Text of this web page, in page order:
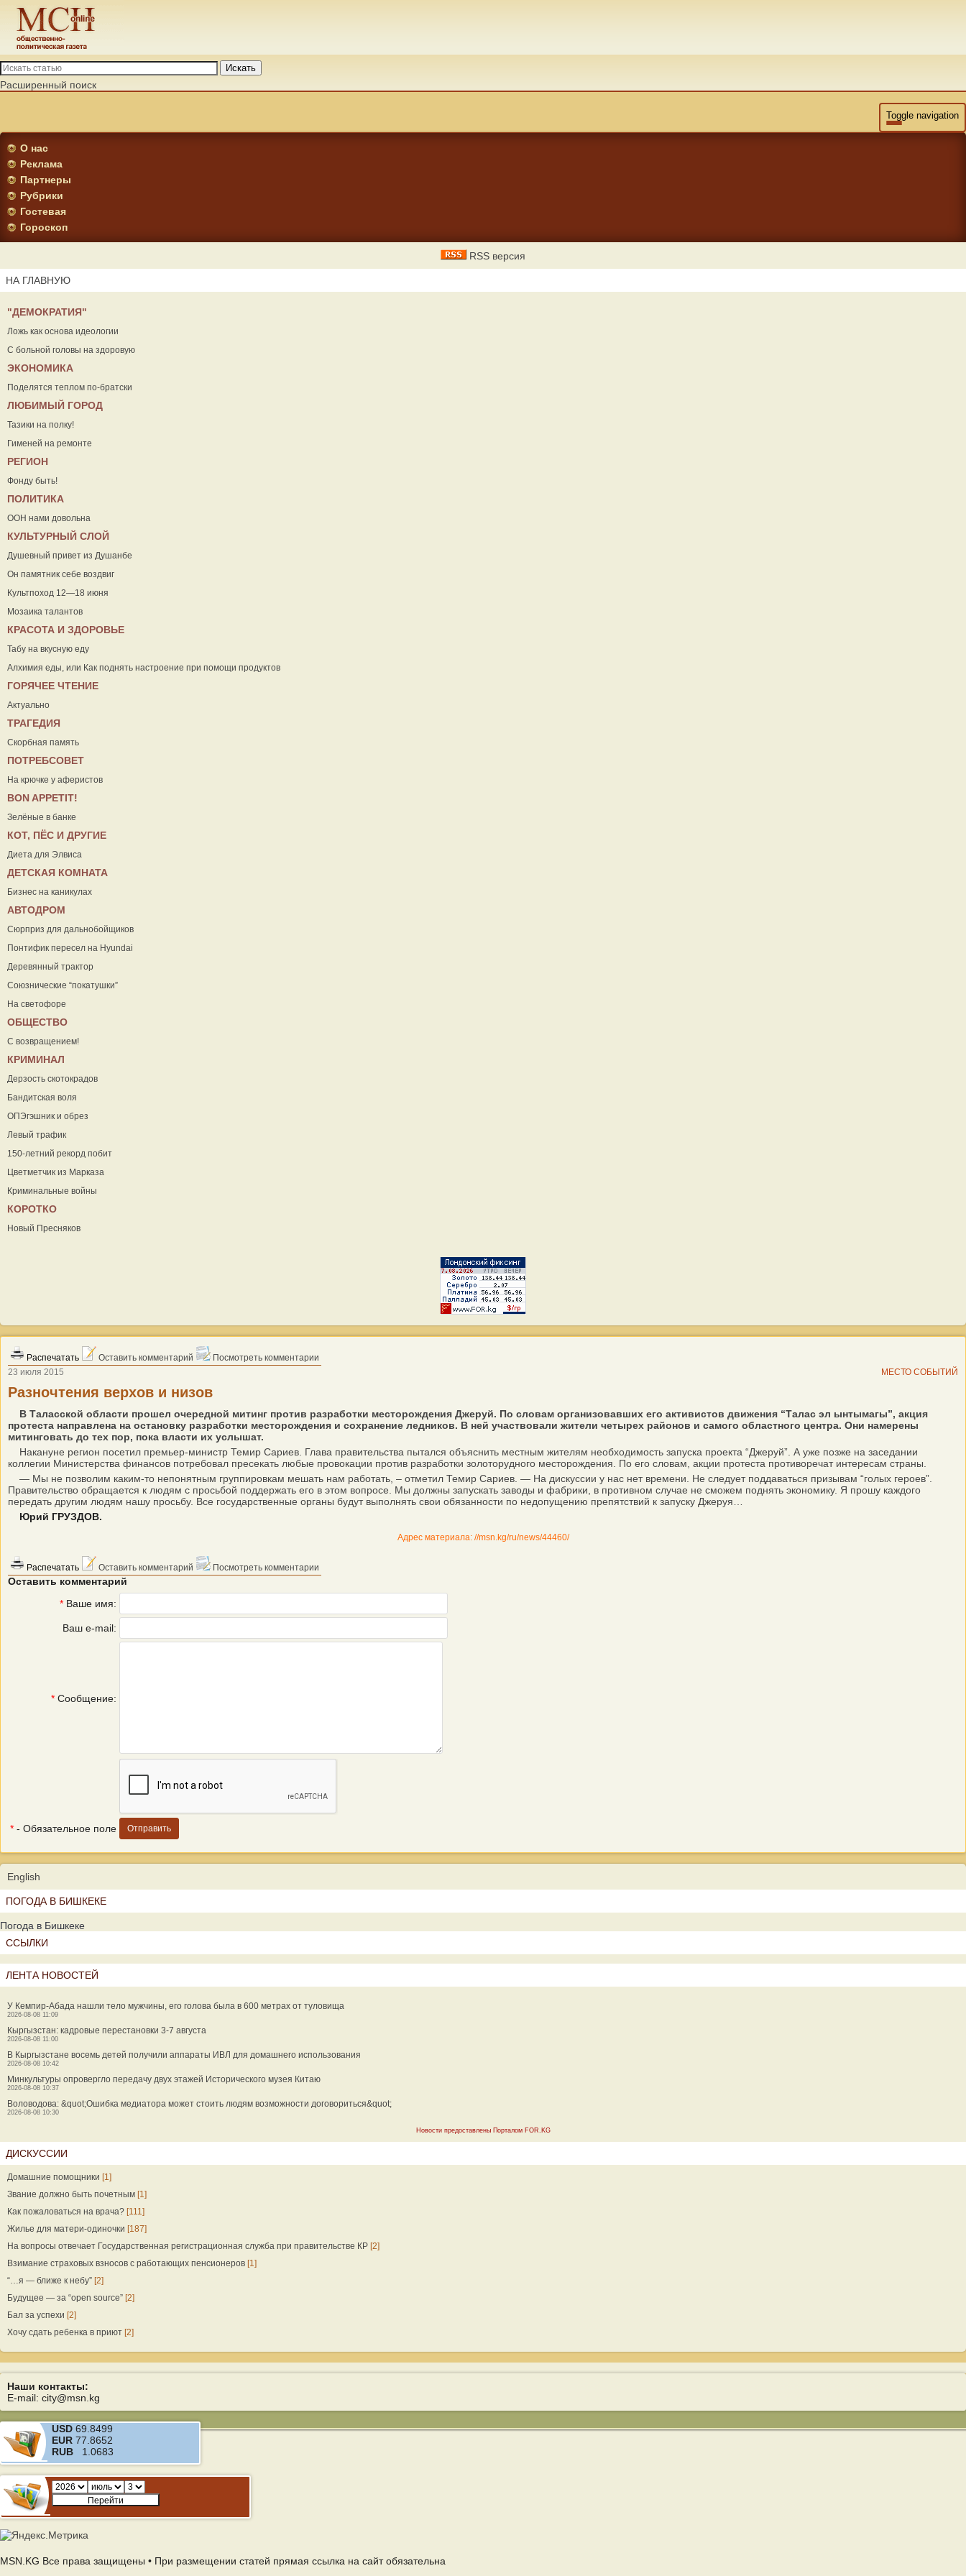
Искать
Расширенный поиск
Toggle navigation
О нас
Реклама
Партнеры
Рубрики
Гостевая
Гороскоп
RSS версия
НА ГЛАВНУЮ
"ДЕМОКРАТИЯ"
Ложь как основа идеологии
С больной головы на здоровую
ЭКОНОМИКА
Поделятся теплом по-братски
ЛЮБИМЫЙ ГОРОД
Тазики на полку!
Гименей на ремонте
РЕГИОН
Фонду быть!
ПОЛИТИКА
ООН нами довольна
КУЛЬТУРНЫЙ СЛОЙ
Душевный привет из Душанбе
Он памятник себе воздвиг
Культпоход 12—18 июня
Мозаика талантов
КРАСОТА И ЗДОРОВЬЕ
Табу на вкусную еду
Алхимия еды, или Как поднять настроение при помощи продуктов
ГОРЯЧЕЕ ЧТЕНИЕ
Актуально
ТРАГЕДИЯ
Скорбная память
ПОТРЕБСОВЕТ
На крючке у аферистов
ВON APPETIT!
Зелёные в банке
КОТ, ПЁС И ДРУГИЕ
Диета для Элвиса
ДЕТСКАЯ КОМНАТА
Бизнес на каникулах
АВТОДРОМ
Сюрприз для дальнобойщиков
Понтифик пересел на Hyundai
Деревянный трактор
Союзнические “покатушки”
На светофоре
ОБЩЕСТВО
С возвращением!
КРИМИНАЛ
Дерзость скотокрадов
Бандитская воля
ОПЭгэшник и обрез
Левый трафик
150-летний рекорд побит
Цветметчик из Марказа
Криминальные войны
КОРОТКО
Новый Пресняков
Распечатать Оставить комментарий
Посмотреть комментарии
23 июля 2015
МЕСТО СОБЫТИЙ
Разночтения верхов и низов
В Таласской области прошел очередной митинг против разработки месторождения Джеруй. По словам организовавших его активистов движения “Талас эл ынтымагы”, акция
протеста направлена на остановку разработки месторождения и сохранение ледников. В ней участвовали жители четырех районов и самого областного центра. Они намерены
митинговать до тех пор, пока власти их услышат.
Накануне регион посетил премьер-министр Темир Сариев. Глава правительства пытался объяснить местным жителям необходимость запуска проекта “Джеруй”. А уже позже на заседании
коллегии Министерства финансов потребовал пресекать любые провокации против разработки золоторудного месторождения. По его словам, акции протеста противоречат интересам страны.
— Мы не позволим каким-то непонятным группировкам мешать нам работать, – отметил Темир Сариев. — На дискуссии у нас нет времени. Не следует поддаваться призывам “голых героев”.
Правительство обращается к людям с просьбой поддержать его в этом вопросе. Мы должны запускать заводы и фабрики, в противном случае не сможем поднять экономику. Я прошу каждого
передать другим людям нашу просьбу. Все государственные органы будут выполнять свои обязанности по недопущению препятствий к запуску Джеруя…
Юрий ГРУЗДОВ.
Адрес материала: //msn.kg/ru/news/44460/
Распечатать Оставить комментарий Посмотреть комментарии
Оставить комментарий
* Ваше имя:
Ваш e-mail:
* Сообщение:
* - Обязательное поле
English
ПОГОДА В БИШКЕКЕ
Погода в Бишкеке
ССЫЛКИ
ЛЕНТА НОВОСТЕЙ
У Кемпир-Абада нашли тело мужчины, его голова была в 600 метрах от туловища
2026-08-08 11:09
Кыргызстан: кадровые перестановки 3-7 августа
2026-08-08 11:00
В Кыргызстане восемь детей получили аппараты ИВЛ для домашнего использования
2026-08-08 10:42
Минкультуры опровергло передачу двух этажей Исторического музея Китаю
2026-08-08 10:37
Воловодова: &quot;Ошибка медиатора может стоить людям возможности договориться&quot;
2026-08-08 10:30
Новости предоставлены Порталом FOR.KG
ДИСКУССИИ
Домашние помощники [1]
Звание должно быть почетным [1]
Как пожаловаться на врача? [111]
Жилье для матери-одиночки [187]
На вопросы отвечает Государственная регистрационная служба при правительстве КР [2]
Взимание страховых взносов с работающих пенсионеров [1]
“…я — ближе к небу” [2]
Будущее — за “open source” [2]
Бал за успехи [2]
Хочу сдать ребенка в приют [2]
Наши контакты:
E-mail: city@msn.kg
USD 69.8499
EUR 77.8652
RUB 1.0683
MSN.KG Все права защищены • При размещении статей прямая ссылка на сайт обязательна